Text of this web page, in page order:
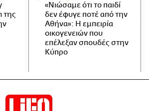
της
«Νιώσαμε ότι το παιδί
δεν έφυγε ποτέ από την
Αθήνα»: Η εμπειρία
οικογενειών που
επέλεξαν σπουδές στην
Κύπρο